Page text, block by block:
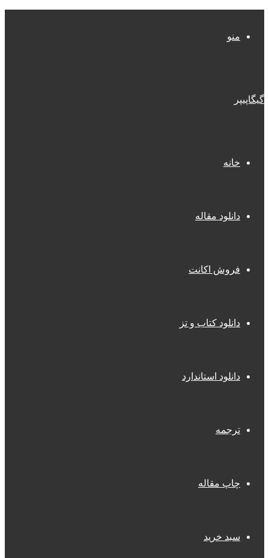
منو
گیگاپیپر
خانه
دانلود مقاله
فروش اکانت
دانلود کتاب و تز
دانلود استاندارد
ترجمه
چاپ مقاله
سبد خرید